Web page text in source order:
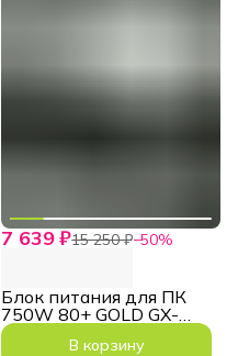
7 639 ₽15 250 ₽−50%
Блок питания для ПК
750W 80+ GOLD GX-
750G PRO ATX3.1
В корзину